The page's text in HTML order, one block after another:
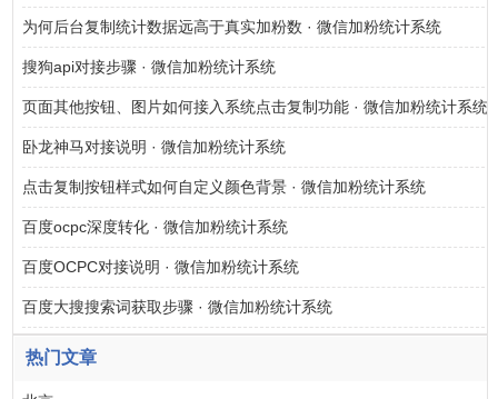
为何后台复制统计数据远高于真实加粉数 · 微信加粉统计系统
搜狗api对接步骤 · 微信加粉统计系统
页面其他按钮、图片如何接入系统点击复制功能 · 微信加粉统计系统
卧龙神马对接说明 · 微信加粉统计系统
点击复制按钮样式如何自定义颜色背景 · 微信加粉统计系统
百度ocpc深度转化 · 微信加粉统计系统
百度OCPC对接说明 · 微信加粉统计系统
百度大搜搜索词获取步骤 · 微信加粉统计系统
热门文章